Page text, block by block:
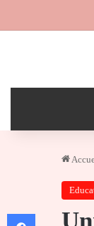
Facebook